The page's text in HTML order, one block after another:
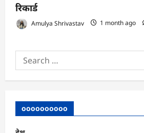
रिकार्ड
Amulya Shrivastav 1 month ago
Search
for:
oooooooooo